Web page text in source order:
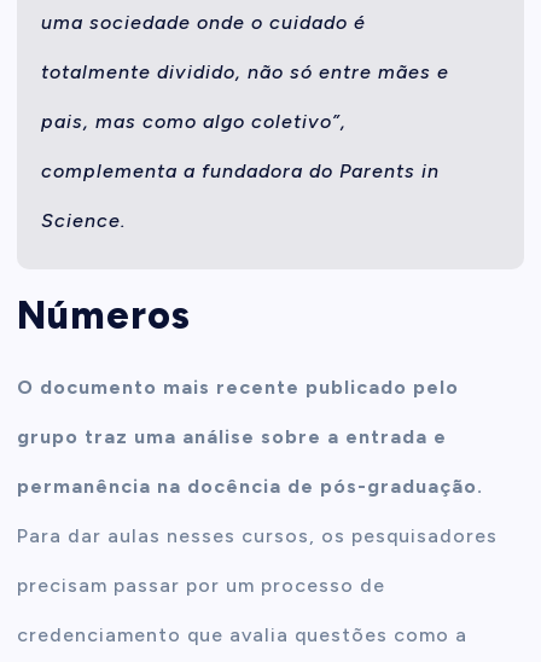
uma sociedade onde o cuidado é
totalmente dividido, não só entre mães e
pais, mas como algo coletivo”,
complementa a fundadora do Parents in
Science.
Números
O documento mais recente publicado pelo
grupo traz uma análise sobre a entrada e
permanência na docência de pós-graduação.
Para dar aulas nesses cursos, os pesquisadores
precisam passar por um processo de
credenciamento que avalia questões como a